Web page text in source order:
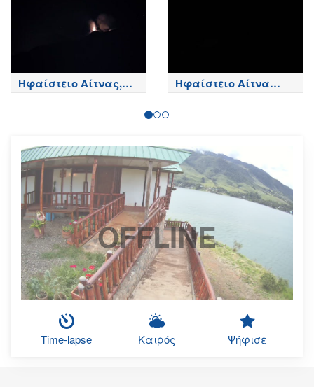
Ηφαίστειο Αίτνας,
Βόρεια πλευρά - Etna
Ηφαίστειο Αίτνα
Τώρα
OFFLINE
Time-lapse Καιρός Ψήφισε